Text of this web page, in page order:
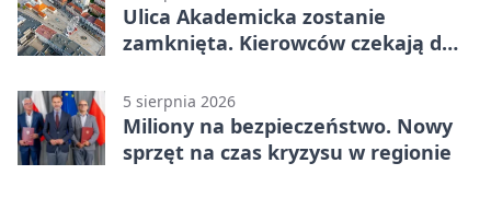
Ulica Akademicka zostanie
zamknięta. Kierowców czekają dwa
5 sierpnia 2026
Miliony na bezpieczeństwo. Nowy
sprzęt na czas kryzysu w regionie